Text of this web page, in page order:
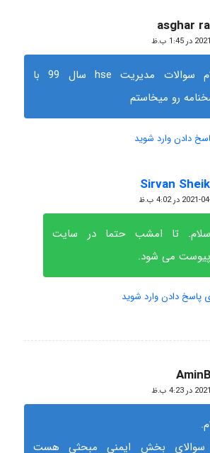
asghar
ب.ظ
سلام سوالات مدیریت hse سال 99 با
رو میخاستم
دادن وارد شوید
Sirvan
25 در 4:02 ب.ظ
سلام. تا امشب حتما در سایت
پیوست می شود.
پاسخ دادن وارد شوید
ب.ظ
سوالای بخش ایمنی مبحثی هست